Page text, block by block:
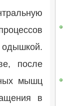
одышкой.
после
мышц
в